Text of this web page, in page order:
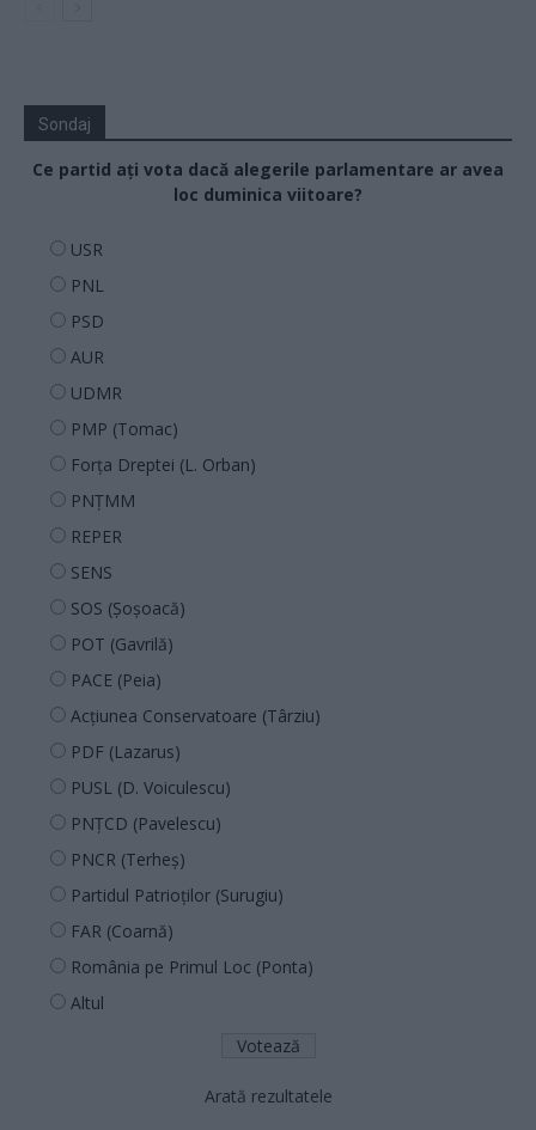
Sondaj
Ce partid ați vota dacă alegerile parlamentare ar avea
loc duminica viitoare?
USR
PNL
PSD
AUR
UDMR
PMP (Tomac)
Forța Dreptei (L. Orban)
PNȚMM
REPER
SENS
SOS (Șoșoacă)
POT (Gavrilă)
PACE (Peia)
Acțiunea Conservatoare (Târziu)
PDF (Lazarus)
PUSL (D. Voiculescu)
PNȚCD (Pavelescu)
PNCR (Terheș)
Partidul Patrioților (Surugiu)
FAR (Coarnă)
România pe Primul Loc (Ponta)
Altul
Arată rezultatele